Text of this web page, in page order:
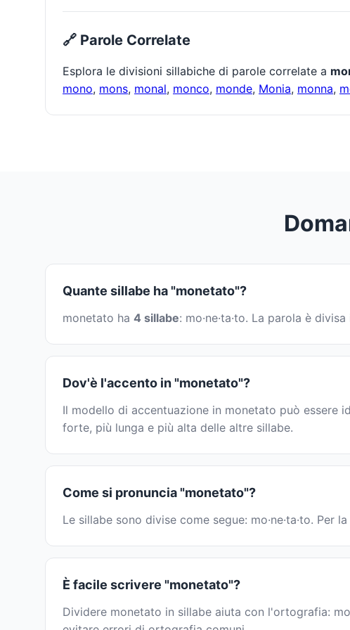
🔗 Parole Correlate
Esplora le divisioni sillabiche di parole correlate a
mono, mons, monal, monco, monde, Monia, monna,
Quante sillabe ha "monetato"?
monetato ha 4 sillabe: mo·ne·ta·to. La parola è
Dov'è l'accento in "monetato"?
Il modello di accentuazione in monetato può essere
forte, più lunga e più alta delle altre sillabe.
Come si pronuncia "monetato"?
Le sillabe sono divise come segue: mo·ne·ta·to.
È facile scrivere "monetato"?
Dividere monetato in sillabe aiuta con l'ortografia: